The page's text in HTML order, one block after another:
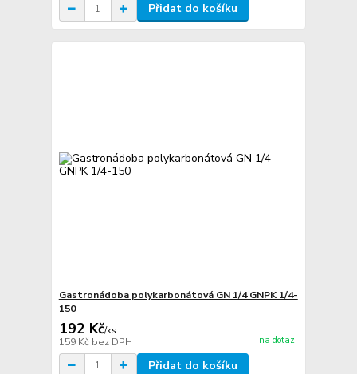
Přidat do košíku
Gastronádoba polykarbonátová GN 1/4 GNPK 1/4-
150
192 Kč/ks
159 Kč bez DPH na dotaz
Přidat do košíku